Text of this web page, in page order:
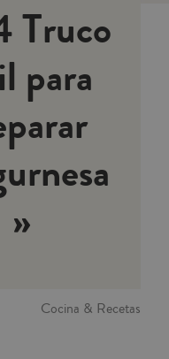
Truco
para
»
Cocina & Recetas